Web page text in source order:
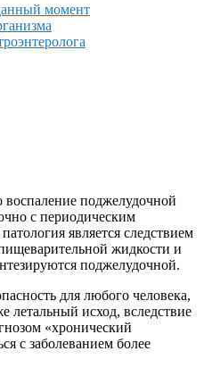
момент
воспаление поджелудочной
с периодическим
является следствием
жидкости и
поджелудочной.
для любого человека,
летальный исход, вследствие
«хронический
с заболеванием более